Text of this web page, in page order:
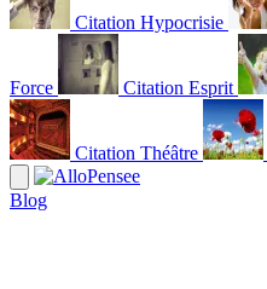
Citation Hypocrisie
Force Citation Esprit
Citation Théâtre
Blog